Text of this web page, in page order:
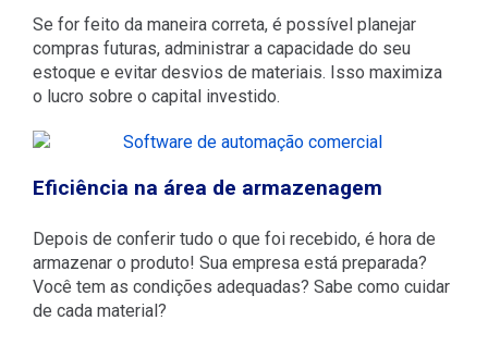
Se for feito da maneira correta, é possível planejar
compras futuras, administrar a capacidade do seu
estoque e evitar desvios de materiais. Isso maximiza
o lucro sobre o capital investido.
Eficiência na área de armazenagem
Depois de conferir tudo o que foi recebido, é hora de
armazenar o produto! Sua empresa está preparada?
Você tem as condições adequadas? Sabe como cuidar
de cada material?